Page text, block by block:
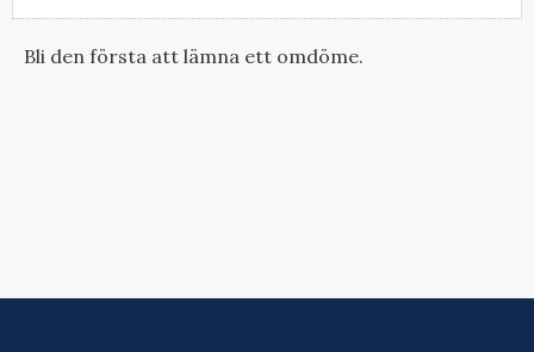
Bli den första att lämna ett omdöme.